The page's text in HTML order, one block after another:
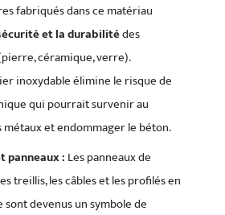
fabriqués dans ce matériau
et la durabilitédes
céramique, verre).
inoxydable élimine le risque de
qui pourrait survenir au
métaux et endommager le béton.
panneaux : Les panneaux de
treillis, les câbles et les profilés en
devenus un symbole de